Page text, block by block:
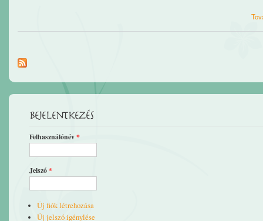
Bejelentkezés
Felhasználónév*
Jelszó*
Új fiók létrehozása
Új jelszó igénylése